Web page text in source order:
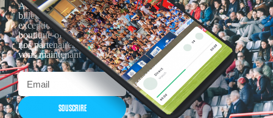
Actualités, nouveautés,
billetterie, remises
exceptionnelles dans la
boutique officielles & chez
nos partenaires… Inscrivez-
vous maintenant
SOUSCRIRE